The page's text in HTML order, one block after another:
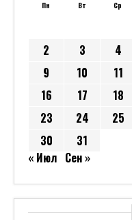
Пн Вт Ср
2
3 4
9
10 11
16
17 18
23
24 25
30
31
« Июл Сен »